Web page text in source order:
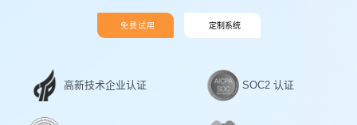
免费试用 定制系统
高新技术企业认证 SOC2 认证